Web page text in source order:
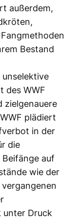
außerdem,
Bestand
des WWF
zielgenauere
plädiert
in der
die
auf
wie der
unter Druck